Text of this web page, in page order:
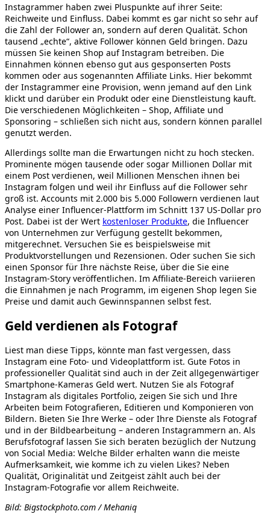
Instagrammer haben zwei Pluspunkte auf ihrer Seite:
Reichweite und Einfluss. Dabei kommt es gar nicht so sehr auf
die Zahl der Follower an, sondern auf deren Qualität. Schon
tausend „echte“, aktive Follower können Geld bringen. Dazu
müssen Sie keinen Shop auf Instagram betreiben. Die
Einnahmen können ebenso gut aus gesponserten Posts
kommen oder aus sogenannten Affiliate Links. Hier bekommt
der Instagrammer eine Provision, wenn jemand auf den Link
klickt und darüber ein Produkt oder eine Dienstleistung kauft.
Die verschiedenen Möglichkeiten – Shop, Affiliate und
Sponsoring – schließen sich nicht aus, sondern können parallel
genutzt werden.
Allerdings sollte man die Erwartungen nicht zu hoch stecken.
Prominente mögen tausende oder sogar Millionen Dollar mit
einem Post verdienen, weil Millionen Menschen ihnen bei
Instagram folgen und weil ihr Einfluss auf die Follower sehr
groß ist. Accounts mit 2.000 bis 5.000 Followern verdienen laut
Analyse einer Influencer-Plattform im Schnitt 137 US-Dollar pro
Post. Dabei ist der Wert kostenloser Produkte, die Influencer
von Unternehmen zur Verfügung gestellt bekommen,
mitgerechnet. Versuchen Sie es beispielsweise mit
Produktvorstellungen und Rezensionen. Oder suchen Sie sich
einen Sponsor für Ihre nächste Reise, über die Sie eine
Instagram-Story veröffentlichen. Im Affiliate-Bereich variieren
die Einnahmen je nach Programm, im eigenen Shop legen Sie
Preise und damit auch Gewinnspannen selbst fest.
Geld verdienen als Fotograf
Liest man diese Tipps, könnte man fast vergessen, dass
Instagram eine Foto- und Videoplattform ist. Gute Fotos in
professioneller Qualität sind auch in der Zeit allgegenwärtiger
Smartphone-Kameras Geld wert. Nutzen Sie als Fotograf
Instagram als digitales Portfolio, zeigen Sie sich und Ihre
Arbeiten beim Fotografieren, Editieren und Komponieren von
Bildern. Bieten Sie Ihre Werke – oder Ihre Dienste als Fotograf
und in der Bildbearbeitung – anderen Instagrammern an. Als
Berufsfotograf lassen Sie sich beraten bezüglich der Nutzung
von Social Media: Welche Bilder erhalten wann die meiste
Aufmerksamkeit, wie komme ich zu vielen Likes? Neben
Qualität, Originalität und Zeitgeist zählt auch bei der
Instagram-Fotografie vor allem Reichweite.
Bild: Bigstockphoto.com / Mehaniq